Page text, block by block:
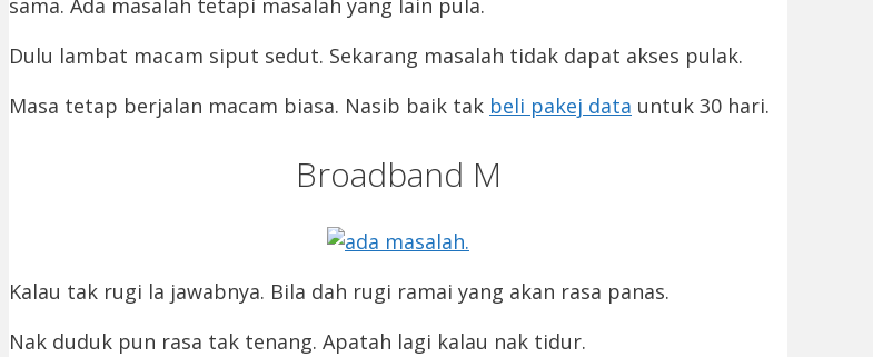
sama. Ada masalah tetapi masalah yang lain pula.
Dulu lambat macam siput sedut. Sekarang masalah tidak dapat akses pulak.
Masa tetap berjalan macam biasa. Nasib baik tak beli pakej data untuk 30 hari.
Broadband M
Kalau tak rugi la jawabnya. Bila dah rugi ramai yang akan rasa panas.
Nak duduk pun rasa tak tenang. Apatah lagi kalau nak tidur.